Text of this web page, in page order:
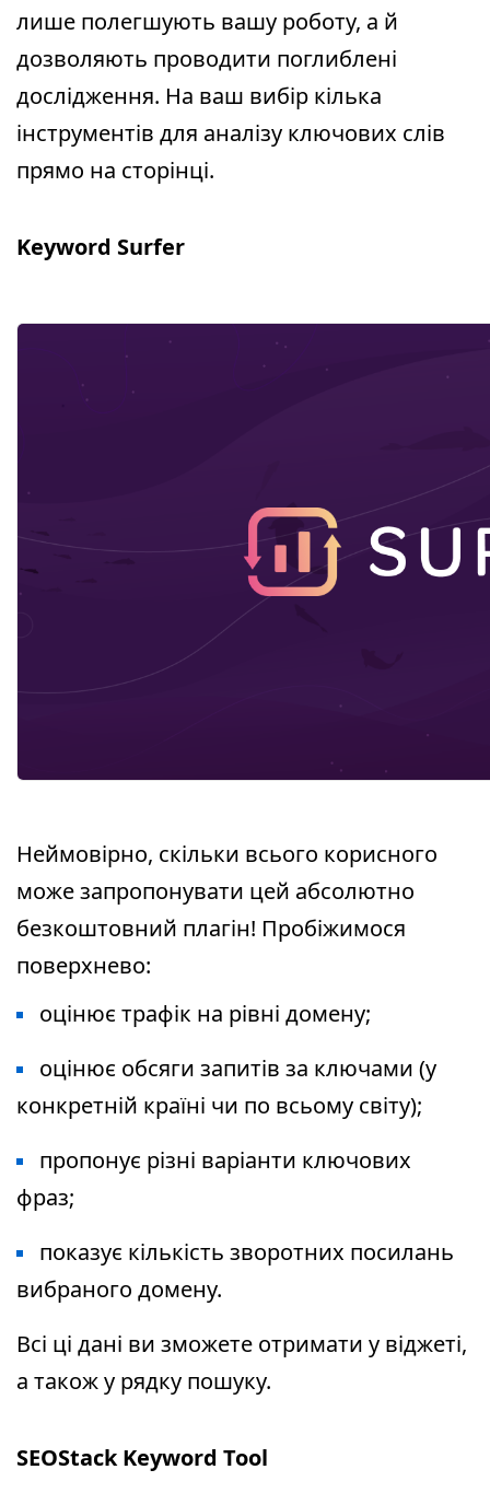
лише полегшують вашу роботу, а й
дозволяють проводити поглиблені
дослідження. На ваш вибір кілька
інструментів для аналізу ключових слів
прямо на сторінці.
Keyword Surfer
Неймовірно, скільки всього корисного
може запропонувати цей абсолютно
безкоштовний плагін! Пробіжимося
поверхнево:
оцінює трафік на рівні домену;
оцінює обсяги запитів за ключами (у
конкретній країні чи по всьому світу);
пропонує різні варіанти ключових
фраз;
показує кількість зворотних посилань
вибраного домену.
Всі ці дані ви зможете отримати у віджеті,
а також у рядку пошуку.
SEOStack Keyword Tool